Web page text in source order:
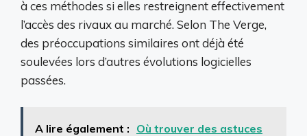
à ces méthodes si elles restreignent effectivement
l’accès des rivaux au marché. Selon The Verge,
des préoccupations similaires ont déjà été
soulevées lors d’autres évolutions logicielles
passées.
A lire également : Où trouver des astuces